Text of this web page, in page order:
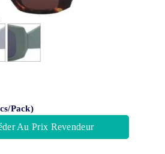
Pack)
Au Prix Revendeur